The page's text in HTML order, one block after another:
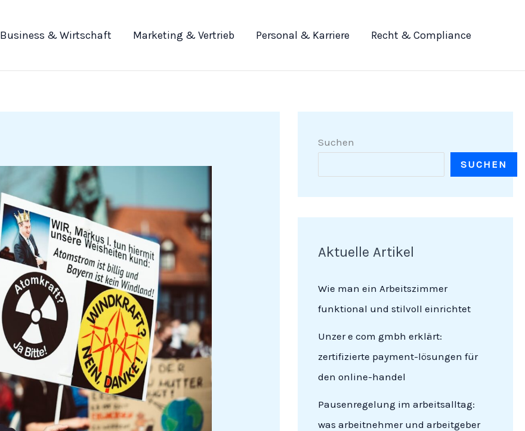
Business & Wirtschaft Marketing & Vertrieb Personal & Karriere Recht & Compliance
Suchen
SUCHEN
Aktuelle Artikel
Wie man ein Arbeitszimmer
funktional und stilvoll einrichtet
Unzer e com gmbh erklärt:
zertifizierte payment-lösungen für
den online-handel
Pausenregelung im arbeitsalltag:
was arbeitnehmer und arbeitgeber